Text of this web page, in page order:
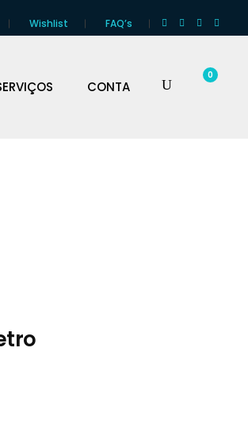
Wishlist FAQ’s
CONTA
0